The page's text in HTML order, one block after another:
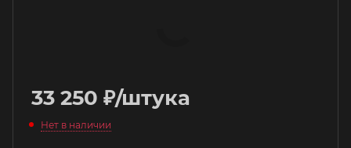
33 250 ₽/штука
Нет в наличии